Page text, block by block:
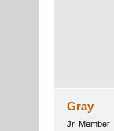
Gray
Jr. Member